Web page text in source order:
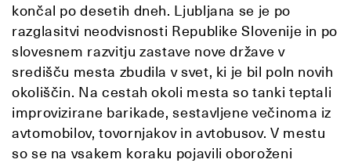
končal po desetih dneh. Ljubljana se je po
razglasitvi neodvisnosti Republike Slovenije in po
slovesnem razvitju zastave nove države v
središču mesta zbudila v svet, ki je bil poln novih
okoliščin. Na cestah okoli mesta so tanki teptali
improvizirane barikade, sestavljene večinoma iz
avtomobilov, tovornjakov in avtobusov. V mestu
so se na vsakem koraku pojavili oboroženi